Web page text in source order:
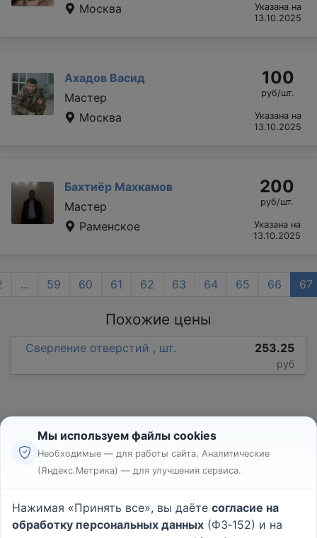
Москва
Указана на
13.10.2025
Ахадов Васид
Мастер
Москва
100
руб/шт.
Указана на
13.10.2025
Бахтиёр Махкамов
Мастер
Раменское
200
руб/шт.
Указана на
13.10.2025
... 59 60 61 62 63 64 65 66 67
Похожие цены
Сверление отверстий , шт. 253.25
руб
Реклама
Пользовательское соглашение
Политика конфиденциальности
Мы используем файлы cookies
Необходимые — для работы сайта. Аналитические
(Яндекс.Метрика) — для улучшения сервиса.
Нажимая «Принять все», вы даёте согласие на
обработку персональных данных (ФЗ‑152) и на